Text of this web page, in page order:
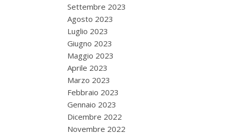
Settembre 2023
Agosto 2023
Luglio 2023
Giugno 2023
Maggio 2023
Aprile 2023
Marzo 2023
Febbraio 2023
Gennaio 2023
Dicembre 2022
Novembre 2022